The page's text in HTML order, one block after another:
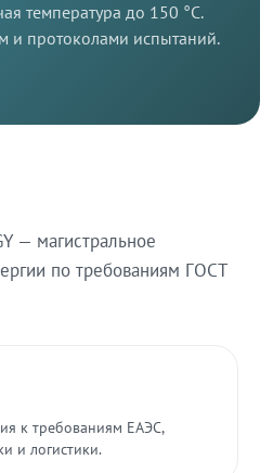
температура до 150 °C.
и протоколами испытаний.
— магистральное
по требованиям ГОСТ
к требованиям ЕАЭС,
и логистики.